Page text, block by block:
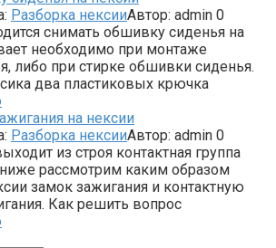
Разборка нексииАвтор: admin 0
снимать обшивку сиденья на
необходимо при монтаже
либо при стирке обшивки сиденья.
два пластиковых крючка
на нексии
Разборка нексииАвтор: admin 0
из строя контактная группа
рассмотрим каким образом
замок зажигания и контактную
Как решить вопрос